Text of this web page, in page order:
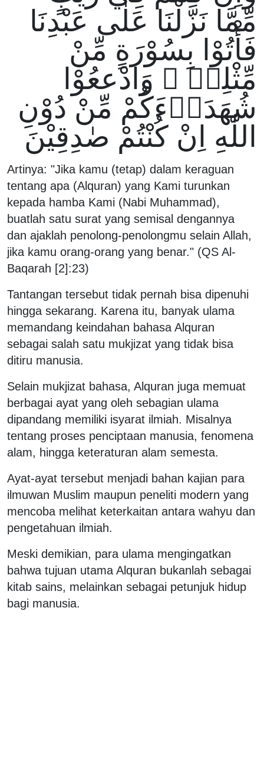
مِّمَّا نَزَّلْنَا عَلٰى عَبْدِنَا
فَأْتُوْا بِسُوْرَةٍ مِّنْ
مِّثْلِهٖ ۖ وَادْععُوْا
شُهَدَاۤءَكُمْ مِّنْ دُوْنِ
اللّٰهِ اِنْ كُنْتُمْ صٰدِقِيْنَ
Artinya: "Jika kamu (tetap) dalam keraguan
tentang apa (Alquran) yang Kami turunkan
kepada hamba Kami (Nabi Muhammad),
buatlah satu surat yang semisal dengannya
dan ajaklah penolong-penolongmu selain Allah,
jika kamu orang-orang yang benar." (QS Al-
Baqarah [2]:23)
Tantangan tersebut tidak pernah bisa dipenuhi
hingga sekarang. Karena itu, banyak ulama
memandang keindahan bahasa Alquran
sebagai salah satu mukjizat yang tidak bisa
ditiru manusia.
Selain mukjizat bahasa, Alquran juga memuat
berbagai ayat yang oleh sebagian ulama
dipandang memiliki isyarat ilmiah. Misalnya
tentang proses penciptaan manusia, fenomena
alam, hingga keteraturan alam semesta.
Ayat-ayat tersebut menjadi bahan kajian para
ilmuwan Muslim maupun peneliti modern yang
mencoba melihat keterkaitan antara wahyu dan
pengetahuan ilmiah.
Meski demikian, para ulama mengingatkan
bahwa tujuan utama Alquran bukanlah sebagai
kitab sains, melainkan sebagai petunjuk hidup
bagi manusia.